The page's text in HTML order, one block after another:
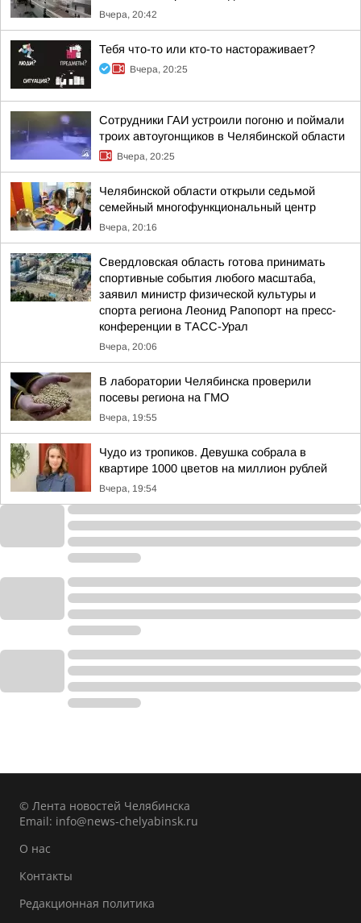
Вчера, 20:42
Тебя что-то или кто-то настораживает?
Вчера, 20:25
Сотрудники ГАИ устроили погоню и поймали
троих автоугонщиков в Челябинской области
Вчера, 20:25
Челябинской области открыли седьмой
семейный многофункциональный центр
Вчера, 20:16
Свердловская область готова принимать
спортивные события любого масштаба,
заявил министр физической культуры и
спорта региона Леонид Рапопорт на пресс-
конференции в ТАСС-Урал
Вчера, 20:06
В лаборатории Челябинска проверили
посевы региона на ГМО
Вчера, 19:55
Чудо из тропиков. Девушка собрала в
квартире 1000 цветов на миллион рублей
Вчера, 19:54
© Лента новостей Челябинска
Email: info@news-chelyabinsk.ru
О нас
Контакты
Редакционная политика